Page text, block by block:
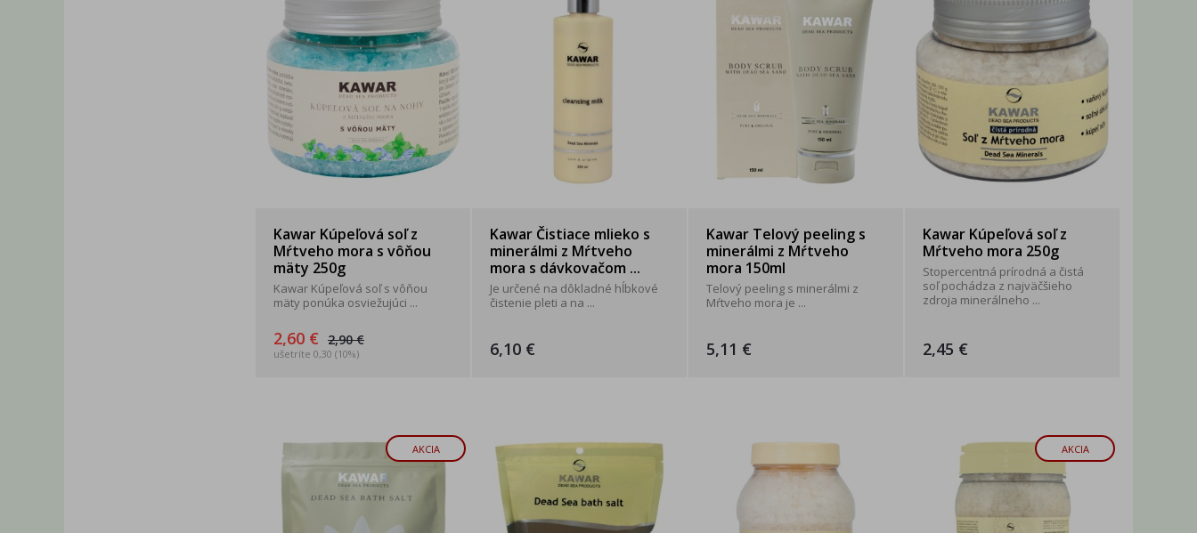
Kawar Kúpeľová soľ z
Mŕtveho mora s vôňou
mäty 250g
Kawar Kúpeľová soľ s vôňou
mäty ponúka osviežujúci ...
2,60 € 2,90 €
ušetríte 0,30 (10%)
Kawar Čistiace mlieko s
minerálmi z Mŕtveho
mora s dávkovačom ...
Je určené na dôkladné hĺbkové
čistenie pleti a na ...
6,10 €
Kawar Telový peeling s
minerálmi z Mŕtveho
mora 150ml
Telový peeling s minerálmi z
Mŕtveho mora je ...
5,11 €
Kawar Kúpeľová soľ z
Mŕtveho mora 250g
Stopercentná prírodná a čistá
soľ pochádza z najväčšieho
zdroja minerálneho ...
2,45 €
AKCIA AKCIA